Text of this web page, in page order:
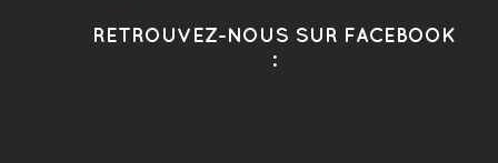
RETROUVEZ-NOUS SUR FACEBOOK
: